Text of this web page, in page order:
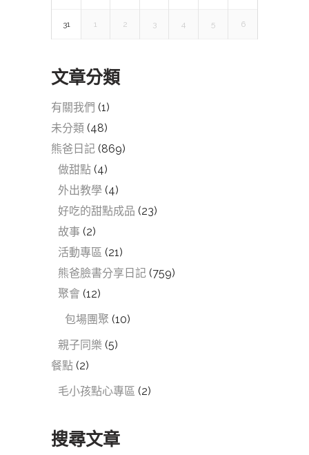
31 1 2 3 4 5 6
文章分類
有關我們 (1)
未分類 (48)
熊爸日記 (869)
做甜點 (4)
外出教學 (4)
好吃的甜點成品 (23)
故事 (2)
活動專區 (21)
熊爸臉書分享日記 (759)
聚會 (12)
包場團聚 (10)
親子同樂 (5)
餐點 (2)
毛小孩點心專區 (2)
搜尋文章